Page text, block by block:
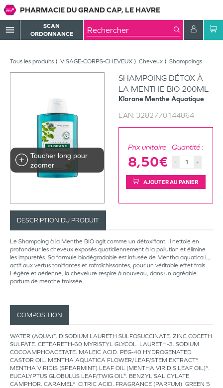
PHARMACIE DU GRAND CAP, LE HAVRE
menu
SCAN
ORDONNANCE
Tous les produits VISAGE-CORPS-CHEVEUX Cheveux Shampoings
Toucher long pour
zoomer
SHAMPOING DÉTOX À
LA MENTHE BIO 200ML
Klorane Menthe Aquatique
EAN: 3282770144864
Prix unitaire
8,50€
Quantité :
- +
AJOUTER AU PANIER
DESCRIPTION DU PRODUIT
Le Shampoing à la Menthe BIO agit comme un détoxifiant. Il nettoie en
profondeur les cheveux exposés quotidiennement à la pollution et élimine
les impuretés. Sa formule biodégradable est infusée de Mentha aquatica L,
actif aux vertus tonifiantes et rafraîchissantes, pour un véritable effet frais.
Légère et aérienne, la chevelure respire à nouveau, dans un agréable
parfum de menthe froissée.
COMPOSITION
WATER (AQUA)*. DISODIUM LAURETH SULFOSUCCINATE. ZINC COCETH
SULFATE. CETEARETH-60 MYRISTYL GLYCOL. LAURETH-3. SODIUM
COCOAMPHOACETATE. MALEIC ACID. PEG-40 HYDROGENATED
CASTOR OIL. MENTHA AQUATICA FLOWER/LEAF/STEM EXTRACT*.
MENTHA VIRIDIS (SPEARMINT) LEAF OIL (MENTHA VIRIDIS LEAF OIL)*.
EUCALYPTUS GLOBULUS LEAF/TWIG OIL*. BENZYL SALICYLATE.
CAMPHOR. CARAMEL*. CITRIC ACID. FRAGRANCE (PARFUM). GREEN 5